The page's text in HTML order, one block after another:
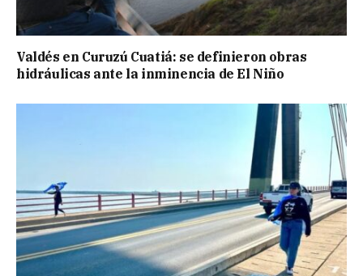
Valdés en Curuzú Cuatiá: se definieron obras
hidráulicas ante la inminencia de El Niño